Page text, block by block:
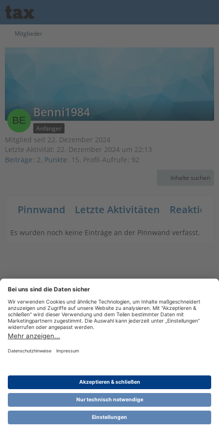
Mitglieder
Benni1984
Anfänger
Mitglied seit 22. Dezember 2024
Letzte Aktivität: 22. Dezember 2024 um 22:13
Beiträge 2 Punkte 15 Profil-Aufrufe 92
Inhalte suchen
Pinnwand Letzte Aktivitäten
Es wurden noch keine Einträge an der Pinnwand verfasst.
Nutzungsbestimmungen Cookie-Einstellungen
Community-Software:WoltLab Suite™ 6.1.13